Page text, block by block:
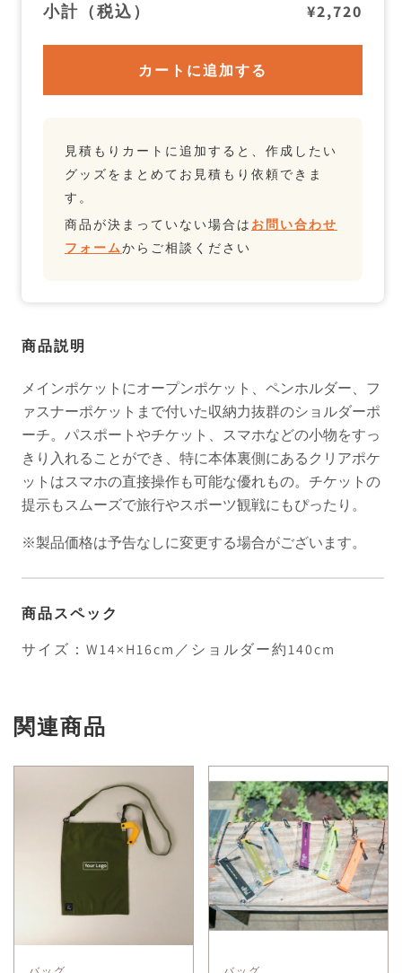
ら
や
小計（税込） ¥2,720
カートに追加する
見積もりカートに追加すると、作成したい
グッズをまとめてお見積もり依頼できま
す。
商品が決まっていない場合は お問い合わせ
フォームからご相談ください
商品説明
メインポケットにオープンポケット、ペンホルダー、フ
ァスナーポケットまで付いた収納力抜群のショルダーポ
ーチ。パスポートやチケット、スマホなどの小物をすっ
きり入れることができ、特に本体裏側にあるクリアポケ
ットはスマホの直接操作も可能な優れもの。チケットの
提示もスムーズで旅行やスポーツ観戦にもぴったり。
※製品価格は予告なしに変更する場合がございます。
商品スペック
サイズ：W14×H16cm／ショルダー約140cm
関連商品